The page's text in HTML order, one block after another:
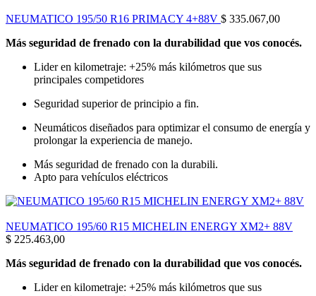
NEUMATICO 195/50 R16 PRIMACY 4+88V $ 335.067,00
Más seguridad de frenado con la durabilidad que vos conocés.
Lider en kilometraje: +25% más kilómetros que sus
principales competidores
Seguridad superior de principio a fin.
Neumáticos diseñados para optimizar el consumo de energía y
prolongar la experiencia de manejo.
Más seguridad de frenado con la durabili.
Apto para vehículos eléctricos
NEUMATICO 195/60 R15 MICHELIN ENERGY XM2+ 88V
$ 225.463,00
Más seguridad de frenado con la durabilidad que vos conocés.
Lider en kilometraje: +25% más kilómetros que sus